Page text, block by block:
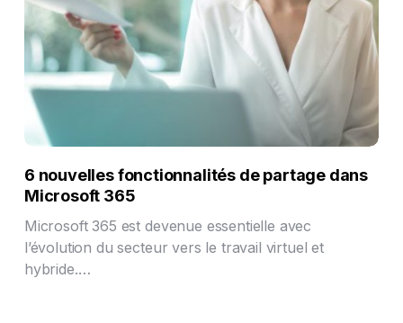
6 nouvelles fonctionnalités de partage dans
Microsoft 365
Microsoft 365 est devenue essentielle avec
l’évolution du secteur vers le travail virtuel et
hybride.…